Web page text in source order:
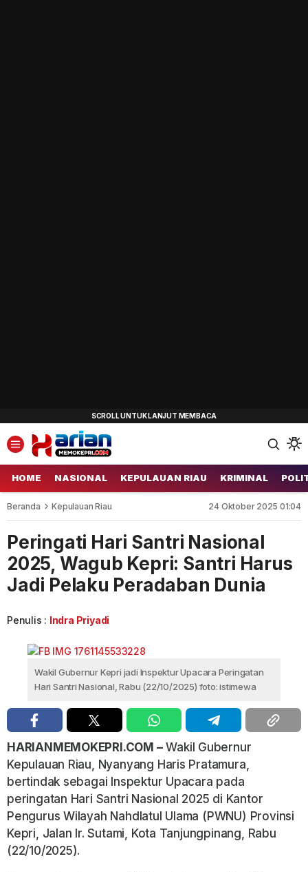
HOME NASIONAL KEPULAUAN RIAU KRIMINAL
Beranda Kepulauan Riau 24 Oktober 2025 01:04
Peringati Hari Santri Nasional
2025, Wagub Kepri: Santri Harus
Jadi Pelaku Peradaban Dunia
Penulis : Indra Priyadi
Wakil Gubernur Kepri jadi Inspektur Upacara Peringatan
Hari Santri Nasional, Rabu (22/10/2025) foto: istimewa
HARIANMEMOKEPRI.COM –Wakil Gubernur
Kepulauan Riau, Nyanyang Haris Pratamura,
bertindak sebagai Inspektur Upacara pada
peringatan Hari Santri Nasional 2025 di Kantor
Pengurus Wilayah Nahdlatul Ulama (PWNU) Provinsi
Kepri, Jalan Ir. Sutami, Kota Tanjungpinang, Rabu
(22/10/2025).